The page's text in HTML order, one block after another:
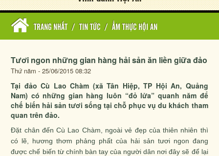
TRANG NHẤT / TIN TỨC / ẨM THỰC HỘI AN
Tươi ngon những gian hàng hải sản ăn liền giữa đảo
Thứ năm - 25/06/2015 08:32
Tại đảo Cù Lao Chàm (xã Tân Hiệp, TP Hội An, Quảng
Nam) có những gian hàng luôn “đỏ lửa” quanh năm để
chế biến hải sản tươi sống tại chỗ phục vụ du khách tham
quan trên đảo.
Đặt chân đến Cù Lao Chàm, ngoài vẻ đẹp của thiên nhiên thì
có lẽ, hương thơm phảng phất của hải sản tươi ngon đang
được chế biến từ chính bàn tay của người dân nơi đây sẽ để lại